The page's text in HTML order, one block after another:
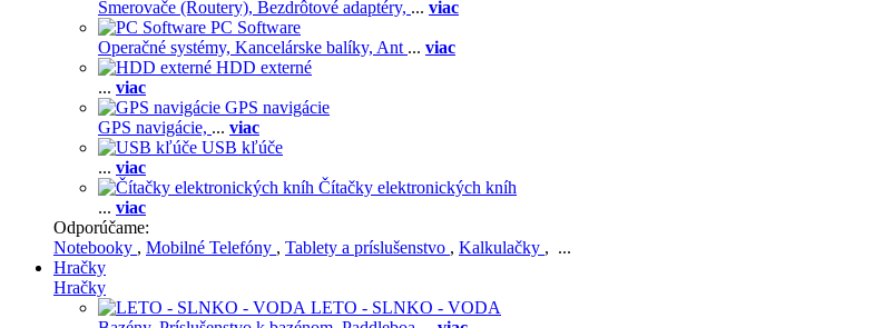
Smerovače (Routery), Bezdrôtové adaptéry, ... viac
PC Software
Operačné systémy, Kancelárske balíky, Ant ... viac
HDD externé
... viac
GPS navigácie
GPS navigácie, ... viac
USB kľúče
... viac
Čítačky elektronických kníh
... viac
Odporúčame:
Notebooky , Mobilné Telefóny , Tablety a príslušenstvo , Kalkulačky , ...
Hračky
Hračky
LETO - SLNKO - VODA